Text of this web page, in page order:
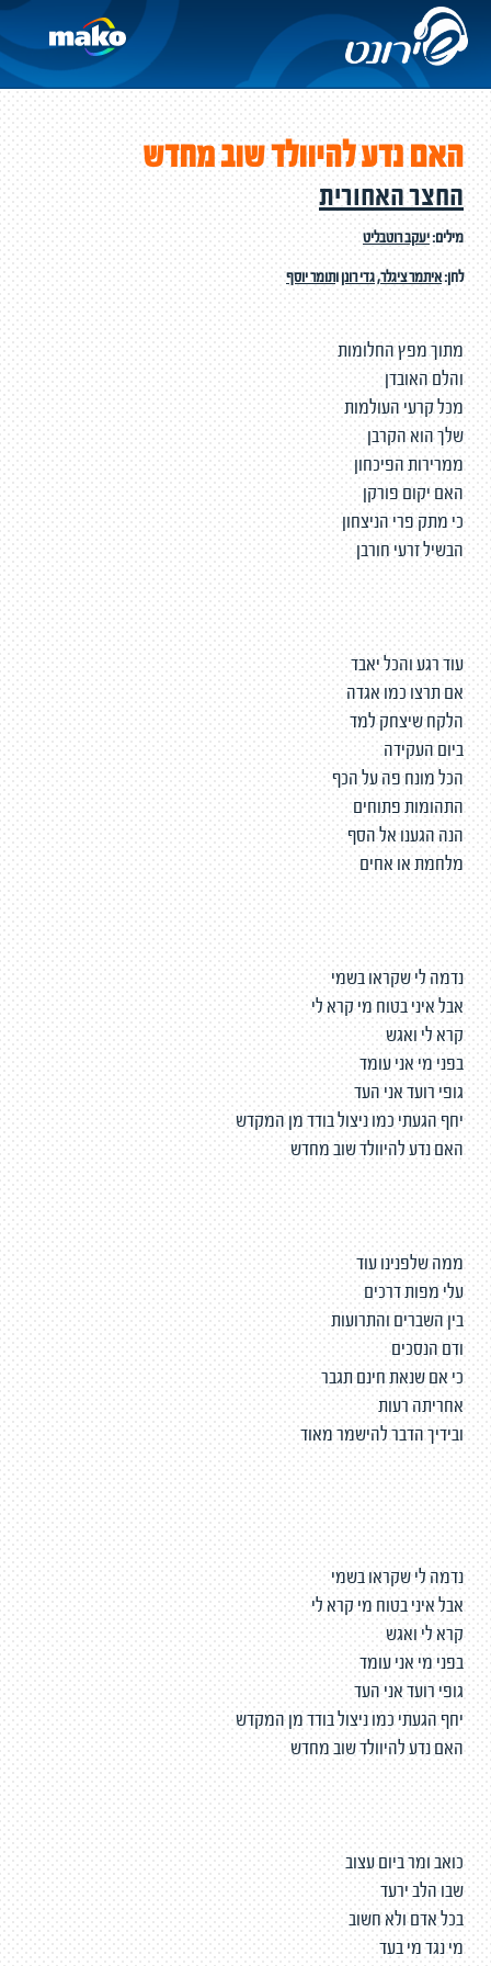
האם נדע להיוולד שוב מחדש
החצר האחורית
מילים:יעקב רוטבליט
לחן:איתמר ציגלר,גדי רונןותומר יוסף
מתוך מפץ החלומות
והלם האובדן
מכל קרעי העולמות
שלך הוא הקרבן
ממרירות הפיכחון
האם יקום פורקן
כי מתק פרי הניצחון
הבשיל זרעי חורבן
עוד רגע והכל יאבד
אם תרצו כמו אגדה
הלקח שיצחק למד
ביום העקידה
הכל מונח פה על הכף
התהומות פתוחים
הנה הגענו אל הסף
מלחמת או אחים
נדמה לי שקראו בשמי
אבל איני בטוח מי קרא לי
קרא לי ואגש
בפני מי אני עומד
גופי רועד אני העד
יחף הגעתי כמו ניצול בודד מן המקדש
האם נדע להיוולד שוב מחדש
ממה שלפנינו עוד
עלי מפות דרכים
בין השברים והתרועות
ודם הנסכים
כי אם שנאת חינם תגבר
אחריתה רעות
ובידיך הדבר להישמר מאוד
נדמה לי שקראו בשמי
אבל איני בטוח מי קרא לי
קרא לי ואגש
בפני מי אני עומד
גופי רועד אני העד
יחף הגעתי כמו ניצול בודד מן המקדש
האם נדע להיוולד שוב מחדש
כואב ומר ביום עצוב
שבו הלב ירעד
בכל אדם ולא חשוב
מי נגד מי בעד